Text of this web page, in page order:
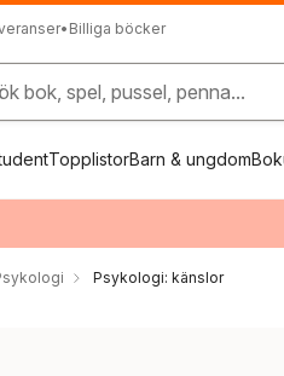
• Billiga böcker
bok, spel, pussel, penna...
TopplistorBarn & ungdom
Psykologi: känslor